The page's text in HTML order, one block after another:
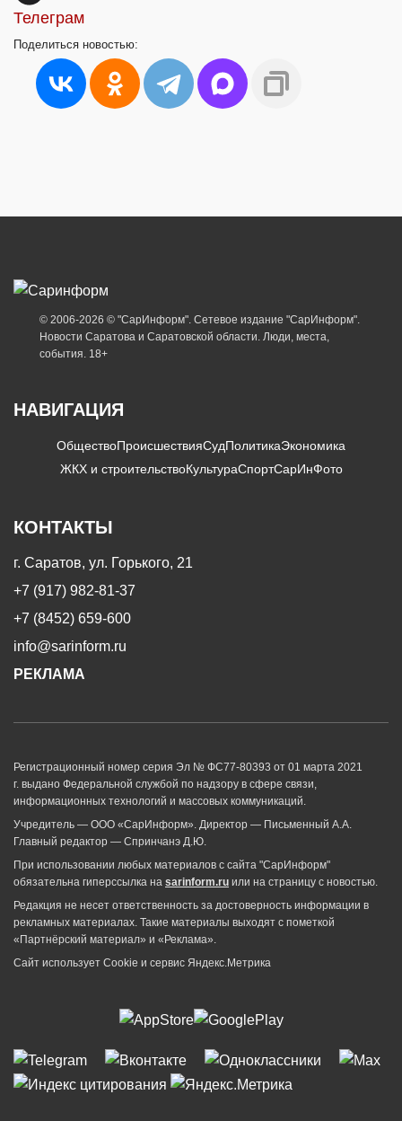
Телеграм
Поделиться новостью:
© 2006-2026 © "СарИнформ". Сетевое издание "СарИнформ".
Новости Саратова и Саратовской области. Люди, места,
события. 18+
НАВИГАЦИЯ
ОбществоПроисшествияСудПолитикаЭкономика
ЖКХ и строительствоКультураСпортСарИнФото
КОНТАКТЫ
г. Саратов, ул. Горького, 21
+7 (917) 982-81-37
+7 (8452) 659-600
info@sarinform.ru
РЕКЛАМА
Регистрационный номер серия Эл № ФС77-80393 от 01 марта 2021
г. выдано Федеральной службой по надзору в сфере связи,
информационных технологий и массовых коммуникаций.
Учредитель — ООО «СарИнформ». Директор — Письменный А.А.
Главный редактор — Спринчанэ Д.Ю.
При использовании любых материалов с сайта "СарИнформ"
обязательна гиперссылка на sarinform.ru или на страницу с новостью.
Редакция не несет ответственность за достоверность информации в
рекламных материалах. Такие материалы выходят с пометкой
«Партнёрский материал» и «Реклама».
Сайт использует Cookie и сервиc Яндекс.Метрика